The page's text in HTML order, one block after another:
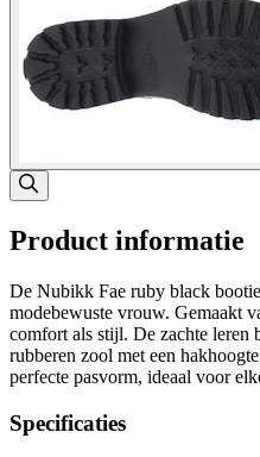
Product informatie
De Nubikk Fae ruby black
modebewuste vrouw. Gemaakt
comfort als stijl. De zachte leren
rubberen zool met een
perfecte pasvorm, ideaal voor
Specificaties